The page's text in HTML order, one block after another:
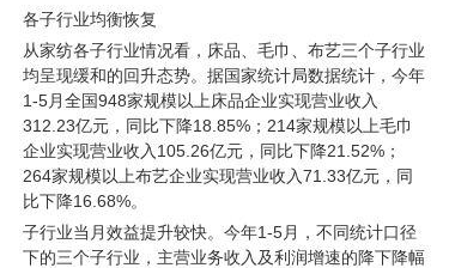
各子行业均衡恢复
从家纺各子行业情况看，床品、毛巾、布艺三个子行业
均呈现缓和的回升态势。据国家统计局数据统计，今年
1-5月全国948家规模以上床品企业实现营业收入
312.23亿元，同比下降18.85%；214家规模以上毛巾
企业实现营业收入105.26亿元，同比下降21.52%；
264家规模以上布艺企业实现营业收入71.33亿元，同
比下降16.68%。
子行业当月效益提升较快。今年1-5月，不同统计口径
下的三个子行业，主营业务收入及利润增速的降下降幅